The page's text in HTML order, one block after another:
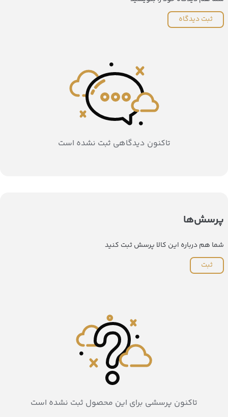
ثبت دیدگاه
تاکنون دیدگاهی ثبت نشده است
پرسش‌ها
شما هم درباره این کالا پرسش ثبت کنید
ثبت
تاکنون پرسشی برای این محصول ثبت نشده است